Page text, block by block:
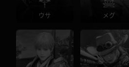
ウサ メグ